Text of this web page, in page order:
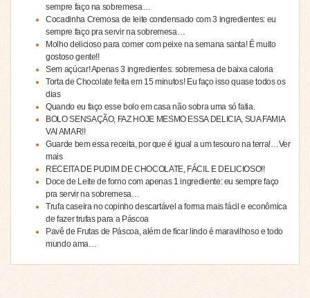
sempre faço na sobremesa…
Cocadinha Cremosa de leite condensado com 3 ingredientes: eu
sempre faço pra servir na sobremesa…
Molho delicioso para comer com peixe na semana santa! É muito
gostoso gente!!
Sem açúcar! Apenas 3 ingredientes: sobremesa de baixa caloria
Torta de Chocolate feita em 15 minutos! Eu faço isso quase todos os
dias
Quando eu faço esse bolo em casa não sobra uma só fatia.
BOLO SENSAÇÃO, FAZ HOJE MESMO ESSA DELICIA, SUA FAMIA
VAI AMAR!!
Guarde bem essa receita, por que é igual a um tesouro na terra!…Ver
mais
RECEITA DE PUDIM DE CHOCOLATE, FÁCIL E DELICIOSO!!
Doce de Leite de forno com apenas 1 ingrediente: eu sempre faço
pra servir na sobremesa…
Trufa caseira no copinho descartável a forma mais fácil e econômica
de fazer trufas para a Páscoa
Pavê de Frutas de Páscoa, além de ficar lindo é maravilhoso e todo
mundo ama…